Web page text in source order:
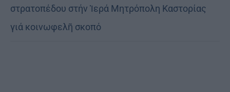
στρατοπέδου στήν Ἱερά Μητρόπολη Καστορίας
γιά κοινωφελῆ σκοπό